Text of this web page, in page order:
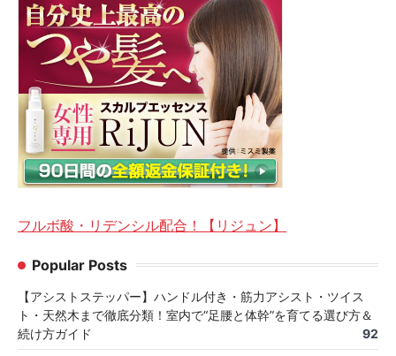
フルボ酸・リデンシル配合！【リジュン】
Popular Posts
【アシストステッパー】ハンドル付き・筋力アシスト・ツイス
ト・天然木まで徹底分類！室内で“足腰と体幹”を育てる選び方＆
続け方ガイド
92